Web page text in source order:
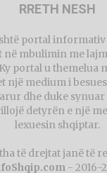
RRETH NESH
portal
në mbulimin me
portal u themelua
një medium i
dhe duke
detyrën e një
lexuesin shqiptar.
të drejtat janë të
- 2016-